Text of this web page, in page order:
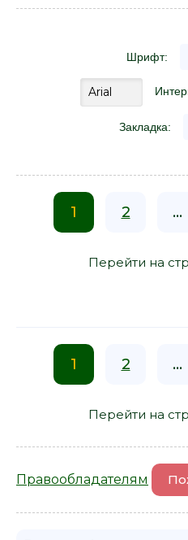
Шрифт:
Закладка:
1 2 ...
Перейти на
1 2 ...
Перейти на
Правообладателям